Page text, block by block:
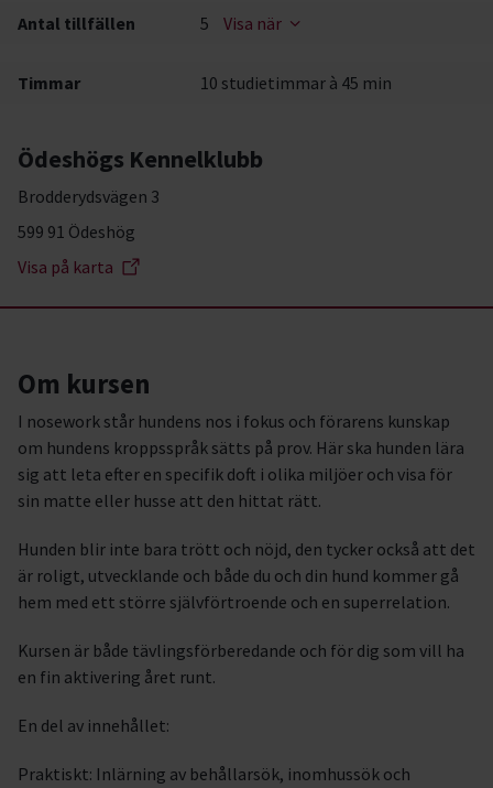
Antal tillfällen 5 Visa när
Timmar 10 studietimmar à 45 min
Ödeshögs Kennelklubb
Brodderydsvägen 3
599 91 Ödeshög
Visa på karta
Om kursen
I nosework står hundens nos i fokus och förarens kunskap
om hundens kroppsspråk sätts på prov. Här ska hunden lära
sig att leta efter en specifik doft i olika miljöer och visa för
sin matte eller husse att den hittat rätt.
Hunden blir inte bara trött och nöjd, den tycker också att det
är roligt, utvecklande och både du och din hund kommer gå
hem med ett större självförtroende och en superrelation.
Kursen är både tävlingsförberedande och för dig som vill ha
en fin aktivering året runt.
En del av innehållet:
Praktiskt: Inlärning av behållarsök, inomhussök och